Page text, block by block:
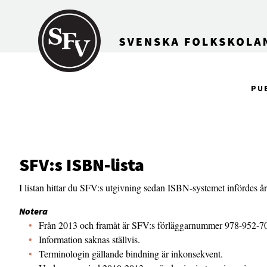
Gå till innehållet
SFV:s ISBN-lista
I listan hittar du SFV:s utgivning sedan ISBN-systemet infördes
Notera
Från 2013 och framåt är SFV:s förläggarnummer 978-
Information saknas ställvis.
Terminologin gällande bindning är inkonsekvent.